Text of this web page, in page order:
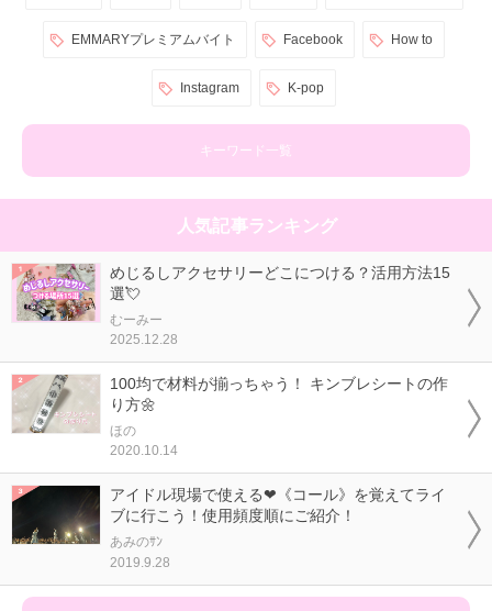
EMMARYプレミアムバイト Facebook How to
Instagram K-pop
キーワード一覧
人気記事ランキング
めじるしアクセサリーどこにつける？活用方法15
選💘
むーみー
2025.12.28
100均で材料が揃っちゃう！ キンブレシートの作
り方🌼
ほの
2020.10.14
アイドル現場で使える❤《コール》を覚えてライ
ブに行こう！使用頻度順にご紹介！
あみのｻﾝ
2019.9.28